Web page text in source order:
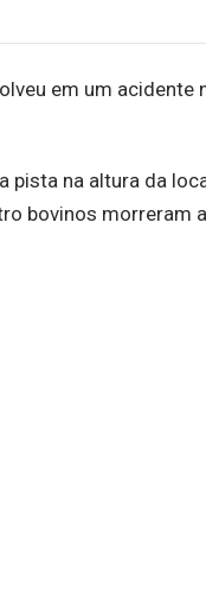
em um
na altura da
bovinos morreram